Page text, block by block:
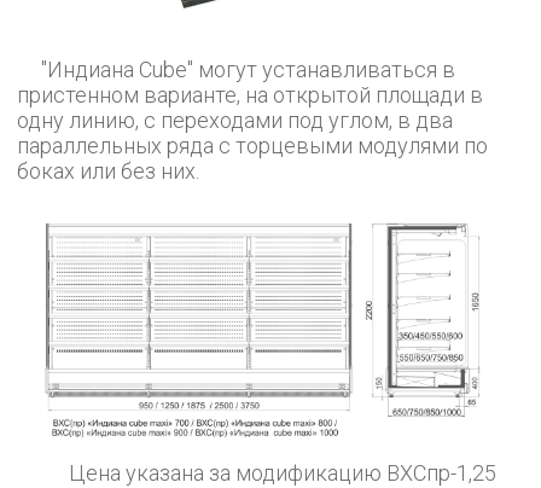
"Индиана Cube" могут устанавливаться в
пристенном варианте, на открытой площади в
одну линию, с переходами под углом, в два
параллельных ряда с торцевыми модулями по
боках или без них.
Цена указана за модификацию ВХСпр-1,25